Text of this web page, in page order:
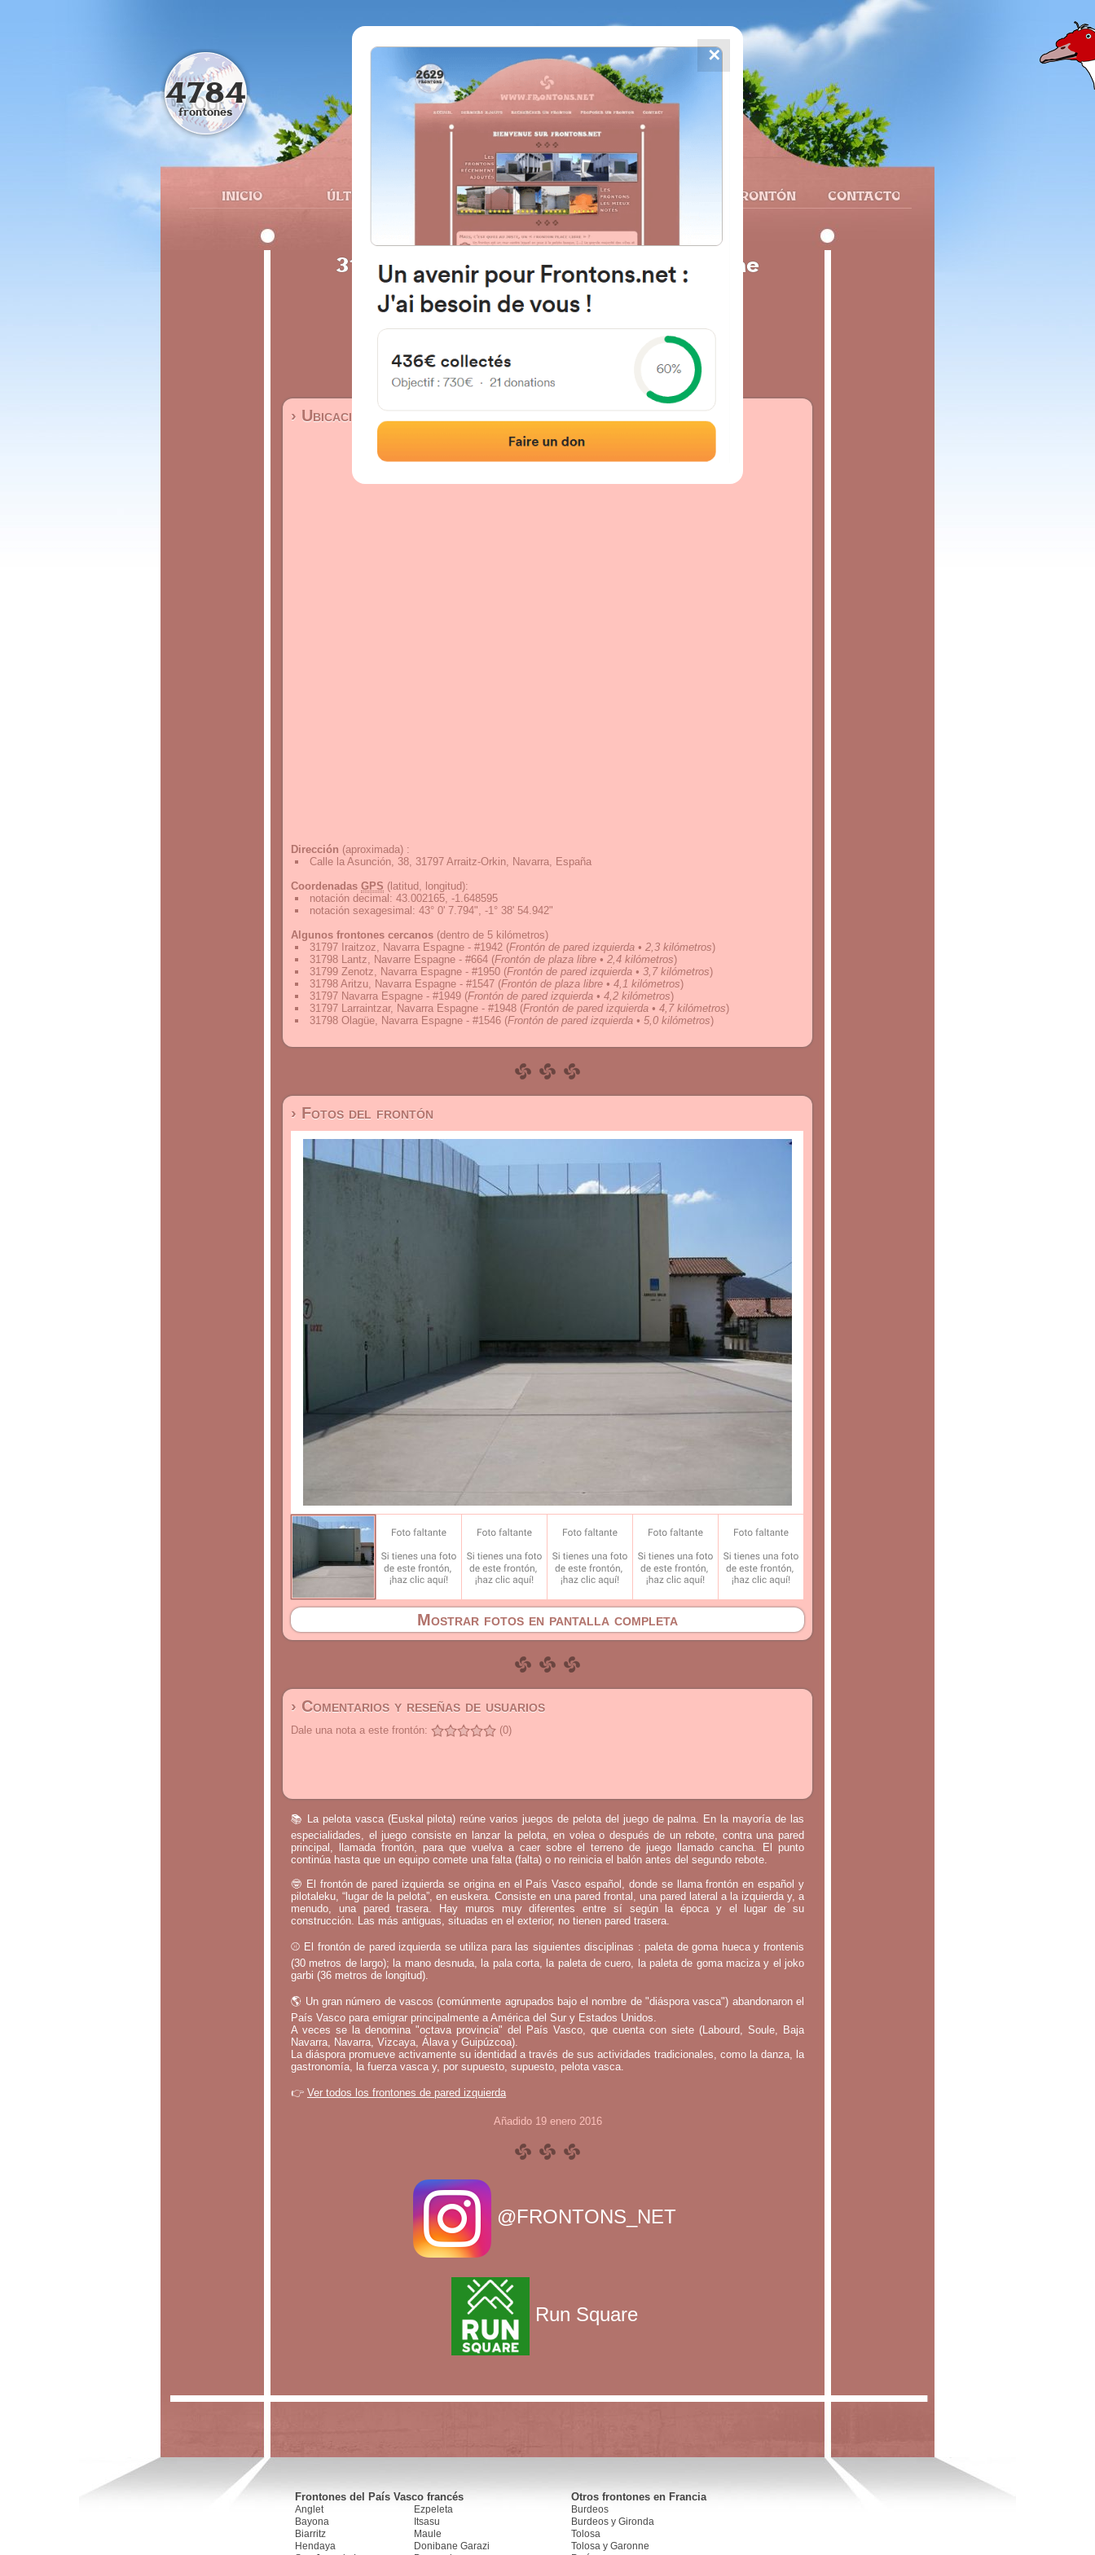
FRONTONS.NET
INICIO ÚLTIMOS BUSCAR UN FRONTÓN AÑADIR UN FRONTÓN CONTACTO
4784
frontones
31797 Arraitz-Orkin, Navarra Espagne
Calle la Asunción 38 España
#1947
Localización|Fotos|Comentarios y reseñas
› Ubicación del frontón
Dirección (aproximada) :
Calle la Asunción, 38, 31797 Arraitz-Orkin, Navarra, España
Coordenadas GPS (latitud, longitud):
notación decimal : 43.002165, -1.648595
notación sexagesimal : 43° 0' 7.794", -1° 38' 54.942"
Algunos frontones cercanos (dentro de 5 kilómetros)
31797 Iraitzoz, Navarra Espagne - #1942 (Frontón de pared izquierda • 2,3 kilómetros)
31798 Lantz, Navarre Espagne - #664 (Frontón de plaza libre • 2,4 kilómetros)
31799 Zenotz, Navarra Espagne - #1950 (Frontón de pared izquierda • 3,7 kilómetros)
31798 Aritzu, Navarra Espagne - #1547 (Frontón de plaza libre • 4,1 kilómetros)
31797 Navarra Espagne - #1949 (Frontón de pared izquierda • 4,2 kilómetros)
31797 Larraintzar, Navarra Espagne - #1948 (Frontón de pared izquierda • 4,7 kilómetros)
31798 Olagüe, Navarra Espagne - #1546 (Frontón de pared izquierda • 5,0 kilómetros)
› Fotos del frontón
Mostrar fotos en pantalla completa
› Comentarios y reseñas de usuarios
Dale una nota a este frontón: (0)
📚 La pelota vasca (Euskal pilota) reúne varios juegos de pelota del juego de palma. En la mayoría de las
especialidades, el juego consiste en lanzar la pelota, en volea o después de un rebote, contra una pared
principal, llamada frontón, para que vuelva a caer sobre el terreno de juego llamado cancha. El punto
continúa hasta que un equipo comete una falta (falta) o no reinicia el balón antes del segundo rebote.
🤓 El frontón de pared izquierda se origina en el País Vasco español, donde se llama frontón en español y
pilotaleku, “lugar de la pelota”, en euskera. Consiste en una pared frontal, una pared lateral a la izquierda y, a
menudo, una pared trasera. Hay muros muy diferentes entre sí según la época y el lugar de su
construcción. Las más antiguas, situadas en el exterior, no tienen pared trasera.
⚾ El frontón de pared izquierda se utiliza para las siguientes disciplinas : paleta de goma hueca y frontenis
(30 metros de largo); la mano desnuda, la pala corta, la paleta de cuero, la paleta de goma maciza y el joko
garbi (36 metros de longitud).
🌎 Un gran número de vascos (comúnmente agrupados bajo el nombre de "diáspora vasca") abandonaron el
País Vasco para emigrar principalmente a América del Sur y Estados Unidos.
A veces se la denomina "octava provincia" del País Vasco, que cuenta con siete (Labourd, Soule, Baja
Navarra, Navarra, Vizcaya, Álava y Guipúzcoa).
La diáspora promueve activamente su identidad a través de sus actividades tradicionales, como la danza, la
gastronomía, la fuerza vasca y, por supuesto, supuesto, pelota vasca.
👉 Ver todos los frontones de pared izquierda
Añadido 19 enero 2016
@FRONTONS_NET
Run Square
Frontones del País Vasco francés
Anglet
Bayona
Biarritz
Hendaya
Ezpeleta
Itsasu
Maule
Donibane Garazi
Otros frontones en Francia
Burdeos
Burdeos y Gironda
Tolosa
Tolosa y Garonne
✕